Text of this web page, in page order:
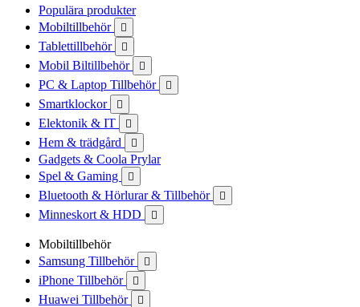
Populära produkter
Mobiltillbehör

Tablettillbehör 
Mobil Biltillbehör 
PC & Laptop Tillbehör 
Smartklockor 
Elektonik & IT 
Hem & trädgård 
Gadgets & Coola Prylar
Spel & Gaming

Bluetooth & Hörlurar & Tillbehör 
Minneskort & HDD 
Mobiltillbehör
Samsung Tillbehör

iPhone Tillbehör 
Huawei Tillbehör 